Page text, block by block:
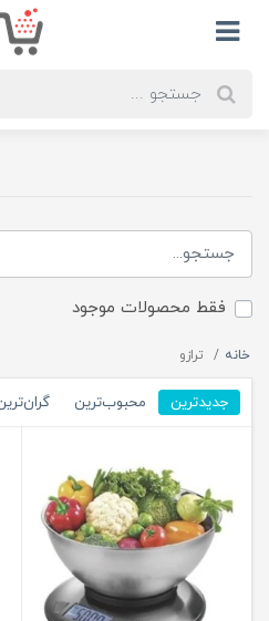
فقط محصولات موجود
خانه ترازو
جدیدترین محبوب‌ترین